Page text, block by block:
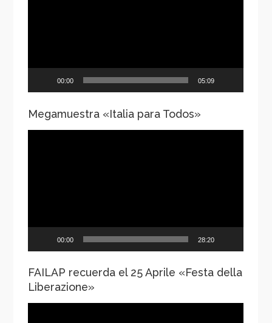
00:00 05:09
Megamuestra «Italia para Todos»
00:00 28:20
FAILAP recuerda el 25 Aprile «Festa della
Liberazione»